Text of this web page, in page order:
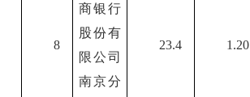
8
商银行
股份有
限公司
南京分
23.4 1.20